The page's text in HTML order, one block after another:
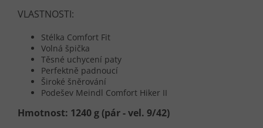
VLASTNOSTI:
Stélka Comfort Fit
Volná špička
Těsné uchycení paty
Perfektně padnoucí
Široké šněrování
Podešev Meindl Comfort Hiker II
Hmotnost: 1240 g (pár - vel. 9/42)